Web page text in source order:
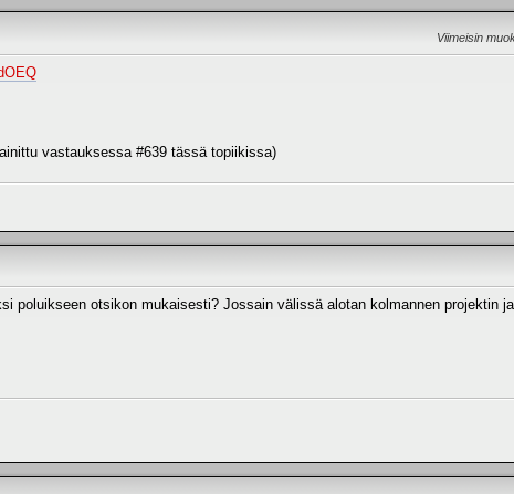
Viimeisin
vastauksessa #639 tässä topiikissa)
poluikseen otsikon mukaisesti? Jossain välissä alotan kolmannen projektin